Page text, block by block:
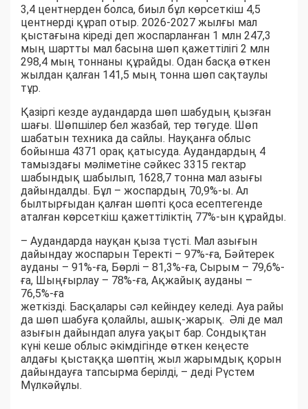
3,4 центнерден болса, биыл бұл көрсеткіш 4,5
центнерді құрап отыр. 2026-2027 жылғы мал
қыстағына кіреді деп жоспарланған 1 млн 247,3
мың шартты мал басына шөп қажеттілігі 2 млн
298,4 мың тоннаны құрайды. Одан басқа өткен
жылдан қалған 141,5 мың тонна шөп сақтаулы
тұр.
Қазіргі кезде аудандарда шөп шабудың қызған
шағы. Шөпшілер бел жазбай, тер төгуде. Шөп
шабатын техника да сайлы. Науқанға облыс
бойынша 4371 орақ қатысуда. Аудандардың 4
тамыздағы мәліметіне сәйкес 3315 гектар
шабындық шабылып, 1628,7 тонна мал азығы
дайындалды. Бұл – жоспардың 70,9%-ы. Ал
былтырғыдан қалған шөпті қоса есептегенде
аталған көрсеткіш қажеттіліктің 77%-ын құрайды.
– Аудандарда науқан қыза түсті. Мал азығын
дайындау жоспарын Теректі – 97%-ға, Бәйтерек
ауданы – 91%-ға, Бөрлі – 81,3%-ға, Сырым – 79,6%-
ға, Шыңғырлау – 78%-ға, Ақжайық ауданы –
76,5%-ға
жеткізді. Басқалары сәл кейіндеу келеді. Ауа райы
да шөп шабуға қолайлы, ашық-жарық. Әлі де мал
азығын дайындап алуға уақыт бар. Сондықтан
күні кеше облыс әкімдігінде өткен кеңесте
алдағы қыстаққа шөптің жыл жарымдық қорын
дайындауға тапсырма берілді, – деді Рүстем
Мүлкәйұлы.